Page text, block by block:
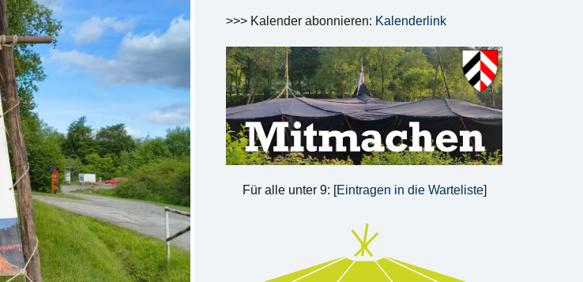
>>> Kalender abonnieren: Kalenderlink
Für alle unter 9: [Eintragen in die Warteliste]